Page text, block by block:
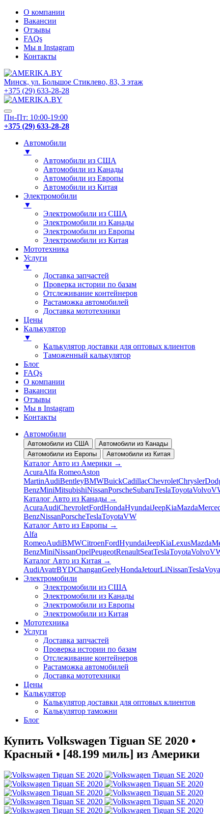
О компании
Вакансии
Отзывы
FAQs
Мы в Instagram
Контакты
Минск, ул. Большое Стиклево, 83, 3 этаж
+375 (29) 633-28-28
Пн-Пт: 10:00-19:00
+375 (29) 633-28-28
Автомобили
▼
Автомобили из США
Автомобили из Канады
Автомобили из Европы
Автомобили из Китая
Электромобили
▼
Электромобили из США
Электромобили из Канады
Электромобили из Европы
Электромобили из Китая
Мототехника
Услуги
▼
Доставка запчастей
Проверка истории по базам
Отслеживание контейнеров
Растаможка автомобилей
Доставка мототехники
Цены
Калькулятор
▼
Калькулятор доставки для оптовых клиентов
Таможенный калькулятор
Блог
FAQs
О компании
Вакансии
Отзывы
Мы в Instagram
Контакты
Автомобили
Автомобили из США
Автомобили из Канады
Автомобили из Европы
Автомобили из Китая
Каталог Авто из Америки →
AcuraAlfa RomeoAston
MartinAudiBentleyBMWBuickCadillacChevroletChrysler
BenzMiniMitsubishiNissanPorscheSubaruTeslaToyotaVolvo
Каталог Авто из Канады →
AcuraAudiChevroletFordHondaHyundaiJeepKiaMazda
BenzNissanPorscheTeslaToyotaVW
Каталог Авто из Европы →
Alfa
RomeoAudiBMWCitroenFordHyundaiJeepKiaLexusMazda
BenzMiniNissanOpelPeugeotRenaultSeatTeslaToyotaVolvo
Каталог Авто из Китая →
AudiAvatrBYDChanganGeelyHondaJetourLiNissanTesla
Электромобили
Электромобили из США
Электромобили из Канады
Электромобили из Европы
Электромобили из Китая
Мототехника
Услуги
Доставка запчастей
Проверка истории по базам
Отслеживание контейнеров
Растаможка автомобилей
Доставка мототехники
Цены
Калькулятор
Калькулятор доставки для оптовых клиентов
Калькулятор таможни
Блог
Купить Volkswagen Tiguan SE 2020 •
Красный • [48.199 миль] из Америки